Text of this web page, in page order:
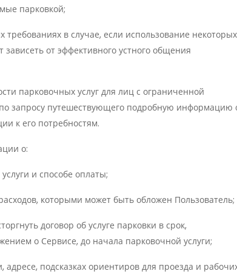
парковкой;
в случае, если использование некоторых
зависеть от эффективного устного общения
парковочных услуг для лиц с ограниченной
запросу путешествующего подробную информацию
к его потребностям.
о:
и способе оплаты;
которыми может быть обложен Пользователь;
договор об услуге парковки в срок,
о Сервисе, до начала парковочной услуги;
подсказках ориентиров для проезда и